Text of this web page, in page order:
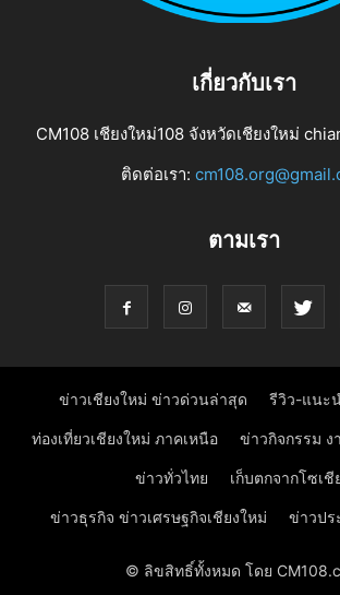
เกี่ยวกับเรา
CM108 เชียงใหม่108 จังหวัดเชียงใหม่
ติดต่อเรา:
ตามเรา
ข่าวเชียงใหม่ ข่าวด่วนล่าสุด รีวิว-แนะ
ท่องเที่ยวเชียงใหม่ ภาคเหนือ ข่าวกิจกรรม ง
ข่าวทั่วไทย เก็บตกจากโซเชี
ข่าวธุรกิจ ข่าวเศรษฐกิจเชียงใหม่ ข่าวปร
© ลิขสิทธิ์ทั้งหมด โดย